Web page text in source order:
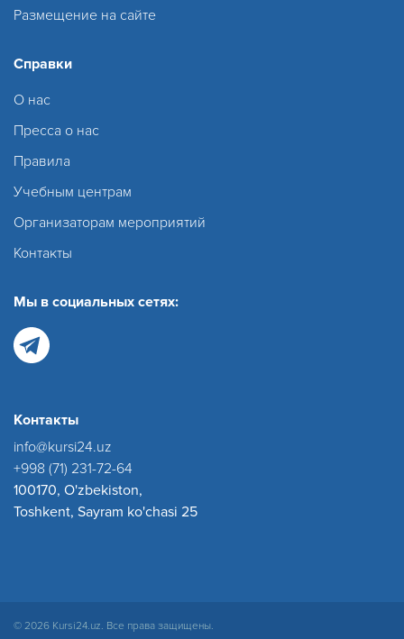
Размещение на сайте
Справки
О нас
Пресса о нас
Правила
Учебным центрам
Организаторам мероприятий
Контакты
Мы в социальных сетях:
Контакты
info@kursi24.uz
+998 (71) 231-72-64
100170, O'zbekiston,
Toshkent, Sayram ko'chasi 25
© 2026 Kursi24.uz. Все права защищены.